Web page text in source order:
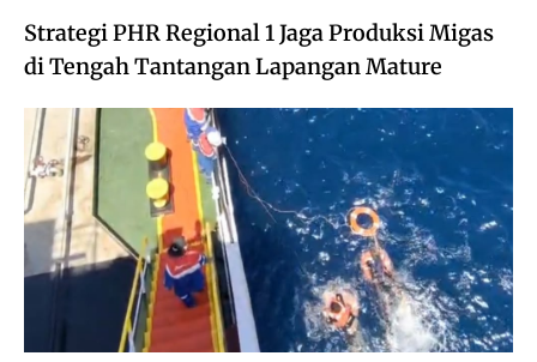
Strategi PHR Regional 1 Jaga Produksi Migas
di Tengah Tantangan Lapangan Mature